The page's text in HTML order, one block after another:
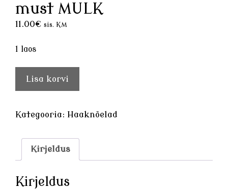
must MULK
11.00€ sis. KM
1 laos
Haaknõel
must
kogus
Lisa korvi
Kategooria: Haaknõelad
Kirjeldus
Kirjeldus